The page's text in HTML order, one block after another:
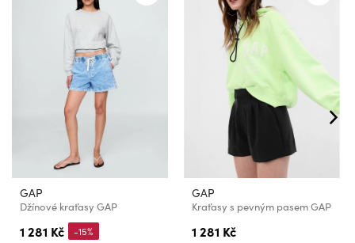
GAP
Džínové kraťasy GAP
1 281 Kč -15%
GAP
Kraťasy s pevným pasem GAP
1 281 Kč